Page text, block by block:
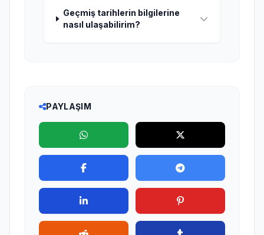
Geçmiş tarihlerin bilgilerine
nasıl ulaşabilirim?
PAYLAŞIM